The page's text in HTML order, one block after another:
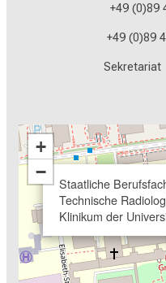
+49 (0)89
+49 (0)89
Sekretariat
Staatliche
Technische
Klinikum der
+
−